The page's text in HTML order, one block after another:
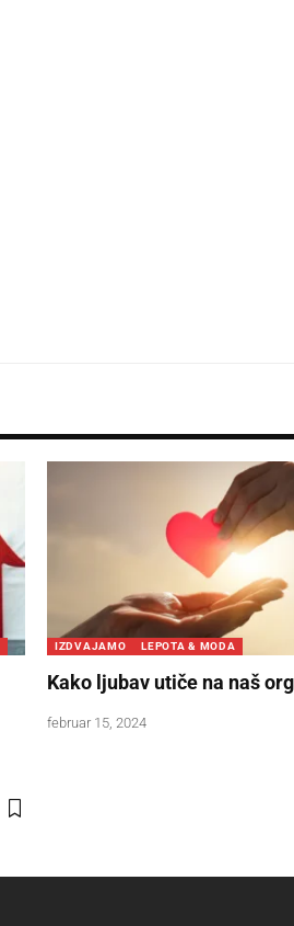
IZDVAJAMO LEPOTA & MODA
Kako ljubav utiče na naš
februar 15, 2024